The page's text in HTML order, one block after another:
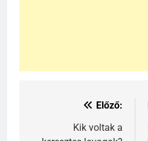
Bejegyzés
navigáció
Előző:
Kik voltak a